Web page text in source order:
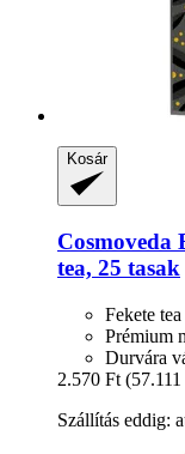
Kosár
Cosmoveda
tea, 25 tasak
Fekete tea
Prémium
Durvára
2.570 Ft
Szállítás eddig: